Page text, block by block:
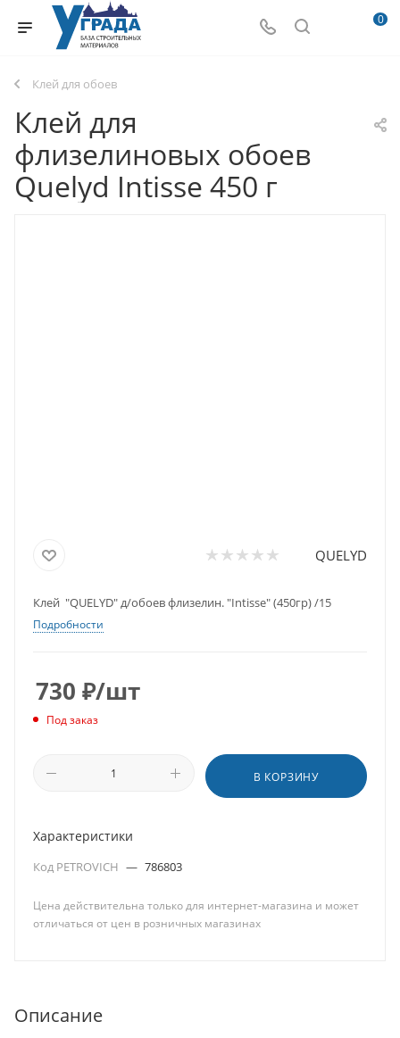
0
Клей для обоев
Клей для
флизелиновых обоев
Quelyd Intisse 450 г
QUELYD
Клей "QUELYD" д/обоев флизелин. "Intisse" (450гр) /15
Подробности
730 ₽/шт
Под заказ
В КОРЗИНУ
Характеристики
Код PETROVICH — 786803
Цена действительна только для интернет-магазина и может
отличаться от цен в розничных магазинах
Описание